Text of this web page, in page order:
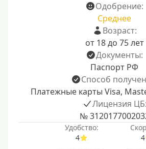
Одобрение:
Среднее
Возраст:
от 18 до 75 лет
Документы:
Паспорт РФ
Способ
Платежные карты Visa,
Лицензия ЦБ:
№
Удобство:
4
4